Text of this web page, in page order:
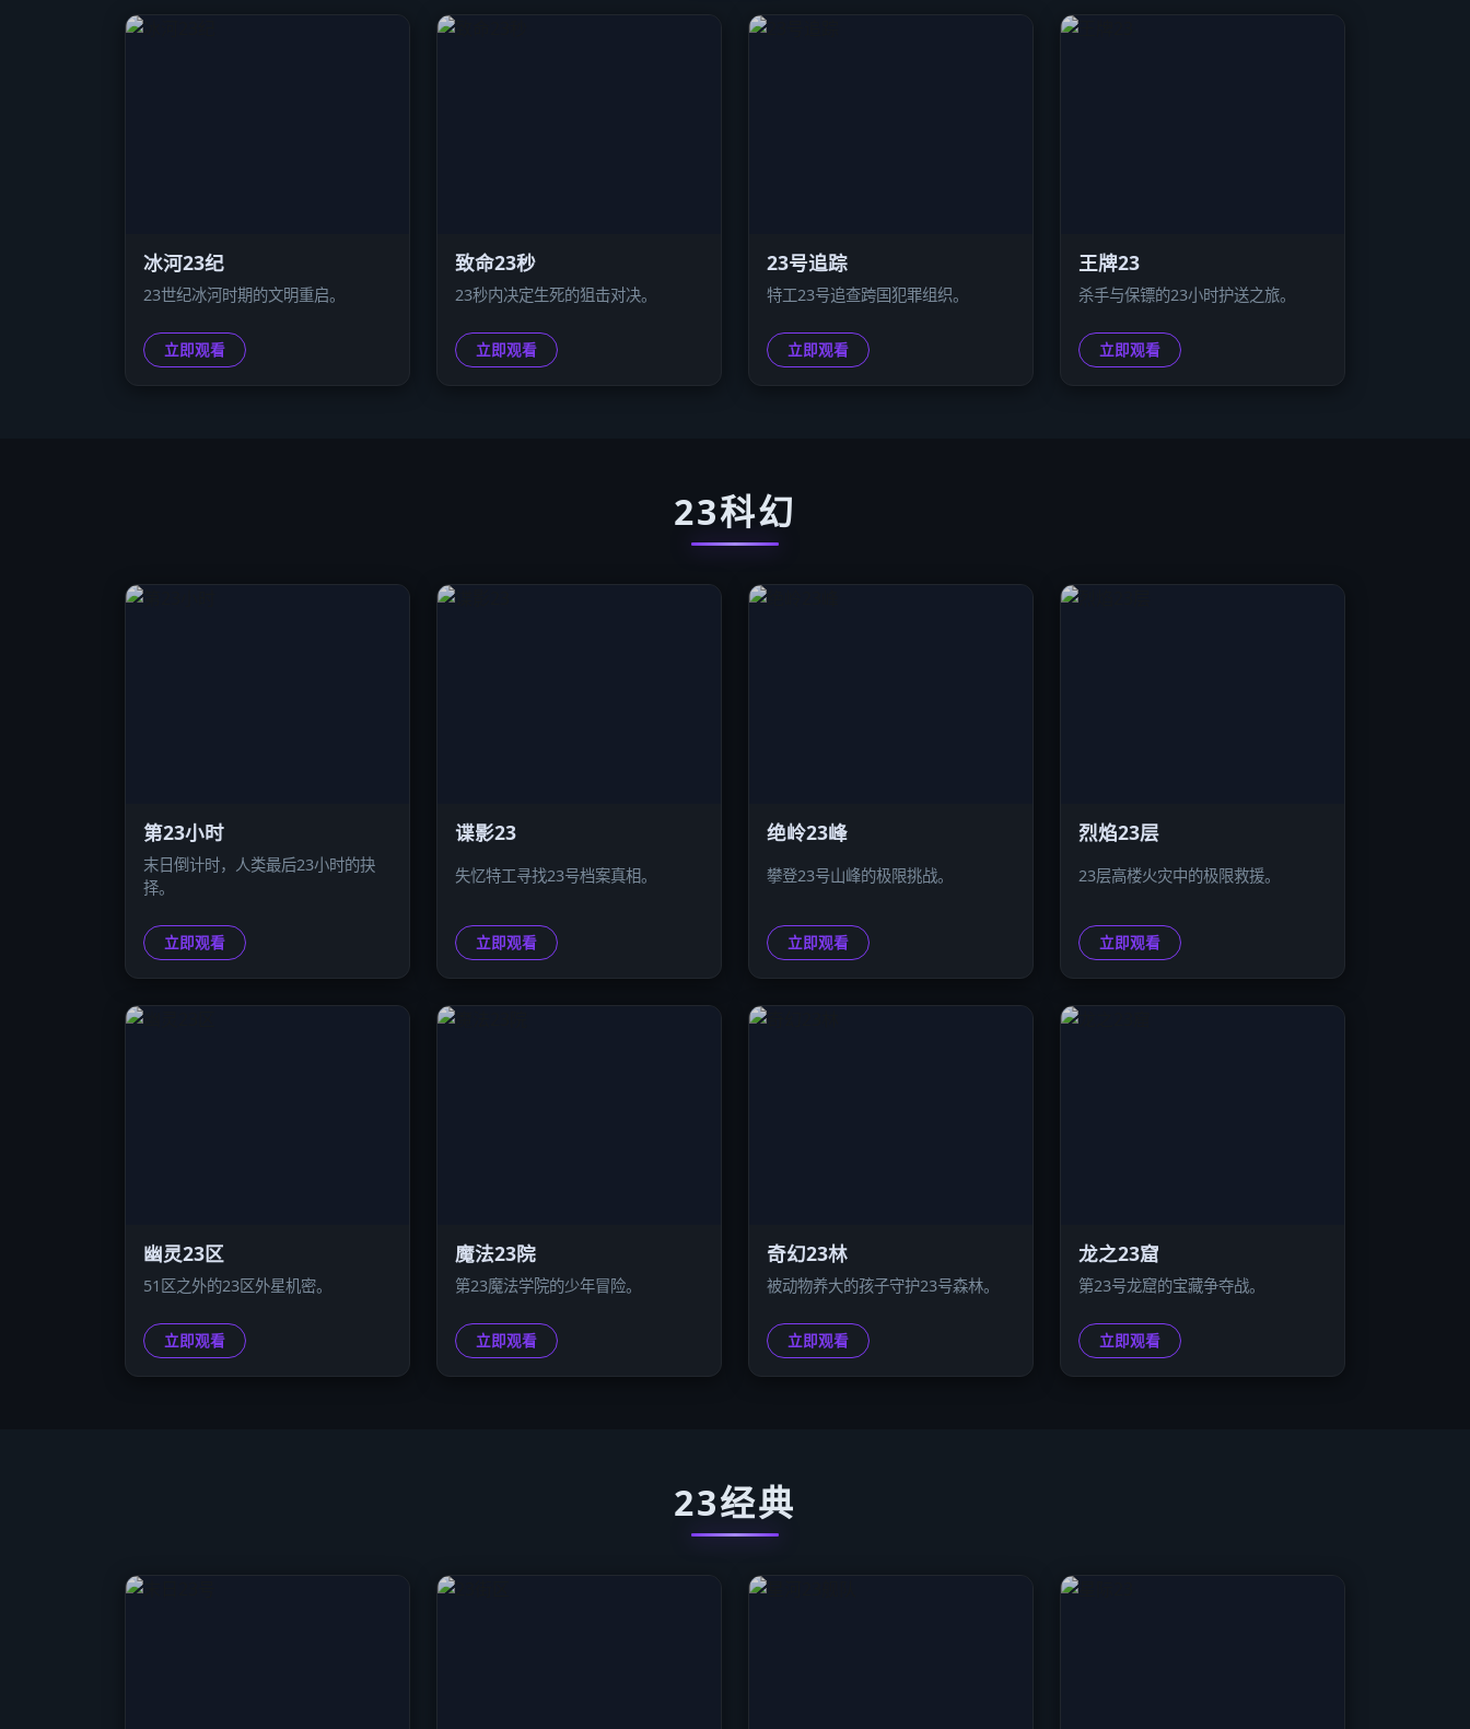
冰河23纪
23世纪冰河时期的文明重启。
立即观看
致命23秒
23秒内决定生死的狙击对决。
立即观看
23号追踪
特工23号追查跨国犯罪组织。
立即观看
王牌23
杀手与保镖的23小时护送之旅。
立即观看
23科幻
第23小时
末日倒计时，人类最后23小时的抉
择。
立即观看
谍影23
失忆特工寻找23号档案真相。
立即观看
绝岭23峰
攀登23号山峰的极限挑战。
立即观看
烈焰23层
23层高楼火灾中的极限救援。
立即观看
幽灵23区
51区之外的23区外星机密。
立即观看
魔法23院
第23魔法学院的少年冒险。
立即观看
奇幻23林
被动物养大的孩子守护23号森林。
立即观看
龙之23窟
第23号龙窟的宝藏争夺战。
立即观看
23经典